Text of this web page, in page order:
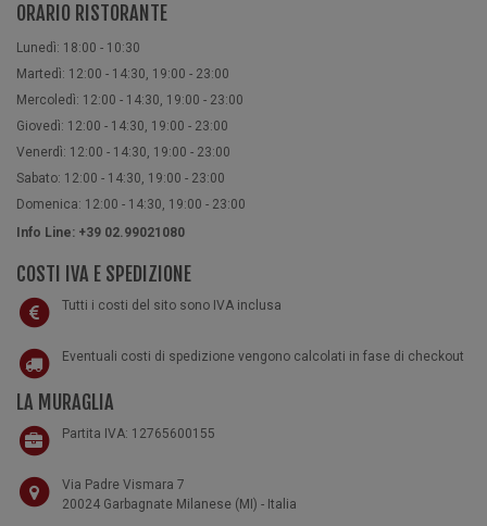
ORARIO RISTORANTE
Lunedì: 18:00 - 10:30
Martedì: 12:00 - 14:30, 19:00 - 23:00
Mercoledì: 12:00 - 14:30, 19:00 - 23:00
Giovedì: 12:00 - 14:30, 19:00 - 23:00
Venerdì: 12:00 - 14:30, 19:00 - 23:00
Sabato: 12:00 - 14:30, 19:00 - 23:00
Domenica: 12:00 - 14:30, 19:00 - 23:00
Info Line: +39 02.99021080
COSTI IVA E SPEDIZIONE
Tutti i costi del sito sono IVA inclusa
Eventuali costi di spedizione vengono calcolati in fase di checkout
LA MURAGLIA
Partita IVA: 12765600155
Via Padre Vismara 7
20024 Garbagnate Milanese (MI) - Italia